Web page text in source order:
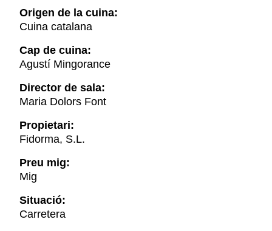
Origen de la cuina:
Cuina catalana
Cap de cuina:
Agustí Mingorance
Director de sala:
Maria Dolors Font
Propietari:
Fidorma, S.L.
Preu mig:
Mig
Situació:
Carretera